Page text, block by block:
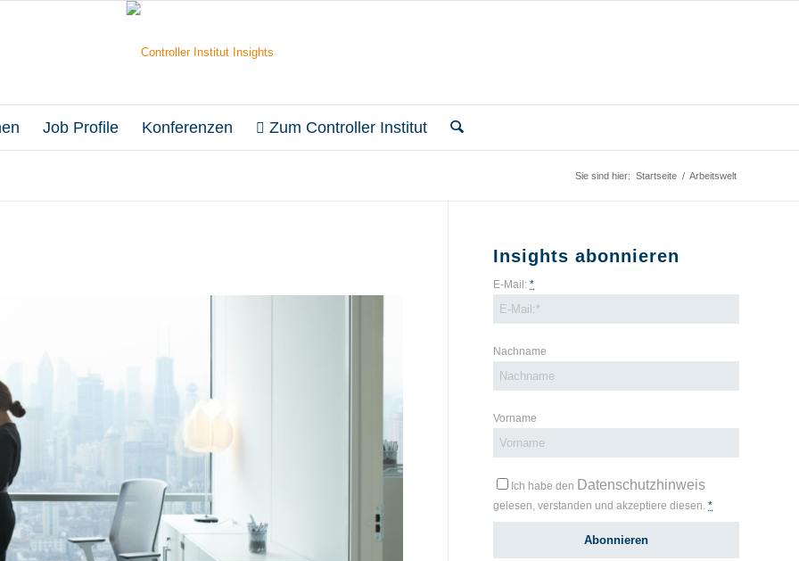
Job Profile Konferenzen Zum Controller Institut
Sie sind hier: Startseite / Arbeitswelt
Insights abonnieren
E-Mail:*
Nachname
Vorname
Ich habe den Datenschutzhinweis
gelesen, verstanden und akzeptiere diesen.*